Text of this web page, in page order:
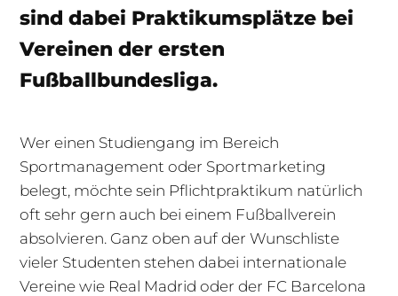
sind dabei Praktikumsplätze bei
Vereinen der ersten
Fußballbundesliga.
Wer einen Studiengang im Bereich
Sportmanagement oder Sportmarketing
belegt, möchte sein Pflichtpraktikum natürlich
oft sehr gern auch bei einem Fußballverein
absolvieren. Ganz oben auf der Wunschliste
vieler Studenten stehen dabei internationale
Vereine wie Real Madrid oder der FC Barcelona